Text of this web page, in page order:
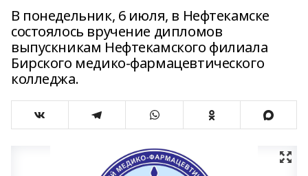
В понедельник, 6 июля, в Нефтекамске
состоялось вручение дипломов
выпускникам Нефтекамского филиала
Бирского медико-фармацевтического
колледжа.